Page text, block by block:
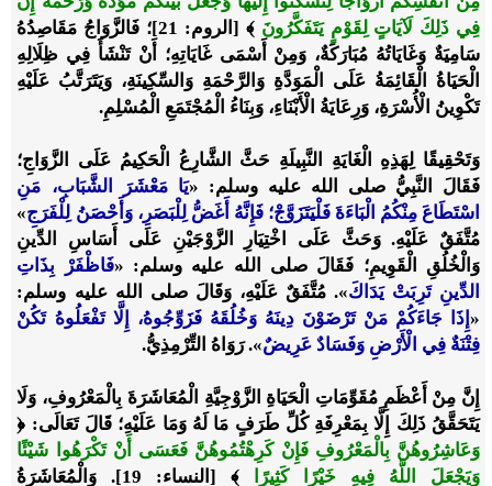
فِي ذَلِكَ لَآيَاتٍ لِقَوْمٍ يَتَفَكَّرُونَ ﴾
[الروم: 21]؛ فَالزَّوَاجُ مَقَاصِدُهُ
سَامِيَةٌ وَغَايَاتُهُ مُبَارَكَةٌ، وَمِنْ أَسْمَى غَايَاتِهِ؛ أَنْ تَنْشَأَ فِي ظِلَالِهِ
الْحَيَاةُ الْقَائِمَةُ عَلَى الْمَوَدَّةِ وَالرَّحْمَةِ وَالسِّكِينَةِ، وَيَتَرَتَّبُ عَلَيْهِ
تَكْوِينُ الْأُسْرَةِ، وَرِعَايَةُ الْأَبْنَاءِ، وَبِنَاءُ الْمُجْتَمَعِ الْمُسْلِمِ.
وَتَحْقِيقًا لِهَذِهِ الْغَايَةِ النَّبِيلَةِ حَثَّ الشَّارِعُ الْحَكِيمُ عَلَى الزَّوَاجِ؛
فَقَالَ النَّبِيُّ صلى الله عليه وسلم: «يَا مَعْشَرَ الشَّبَابِ، مَنِ
اسْتَطَاعَ مِنْكُمُ الْبَاءَةَ فَلْيَتَزَوَّجْ؛ فَإِنَّهُ أَغَضُّ لِلْبَصَرِ، وَأَحْصَنُ لِلْفَرَجِ»
مُتَّفَقٌ عَلَيْهِ. وَحَثَّ عَلَى اخْتِيَارِ الزَّوْجَيْنِ عَلَى أَسَاسِ الدِّينِ
وَالْخُلُقِ الْقَوِيمِ؛ فَقَالَ صلى الله عليه وسلم: «فَاظْفَرْ بِذَاتِ
الدِّينِ تَرِبَتْ يَدَاكَ». مُتَّفَقٌ عَلَيْهِ، وَقَالَ صلى الله عليه وسلم:
« إِذَا جَاءَكُمْ مَنْ تَرْضَوْنَ دِينَهُ وَخُلُقَهُ فَزَوِّجُوهُ، إِلَّا تَفْعَلُوهُ تَكُنْ
فِتْنَةٌ فِي الْأَرْضِ وَفَسَادٌ عَرِيضٌ». رَوَاهُ التِّرْمِذِيُّ.
إِنَّ مِنْ أَعْظَمِ مُقَوِّمَاتِ الْحَيَاةِ الزَّوْجِيَّةِ الْمُعَاشَرَةَ بِالْمَعْرُوفِ، وَلَا
يَتَحَقَّقُ ذَلِكَ إِلَّا بِمَعْرِفَةِ كُلِّ طَرَفٍ مَا لَهُ وَمَا عَلَيْهِ؛ قَالَ تَعَالَى: ﴿
وَعَاشِرُوهُنَّ بِالْمَعْرُوفِ فَإِنْ كَرِهْتُمُوهُنَّ فَعَسَى أَنْ تَكْرَهُوا شَيْئًا
وَيَجْعَلَ اللَّهُ فِيهِ خَيْرًا كَثِيرًا
﴾
[النساء: 19]. وَالْمُعَاشَرَةُ